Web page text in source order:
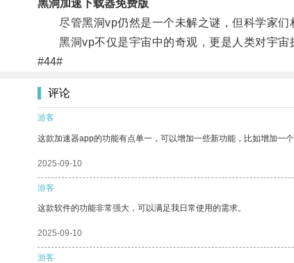
黑洞加速下载器免费版
尽管黑洞vp仍然是一个未解之谜，但科学家们
黑洞vp不仅是宇宙中的奇观，更是人类对宇宙
#44#
评论
游客
这款加速器app的功能有点单一，可以增加一些新功能，比如增加一个
2025-09-10
游客
这款软件的功能非常强大，可以满足我日常使用的需求。
2025-09-10
游客